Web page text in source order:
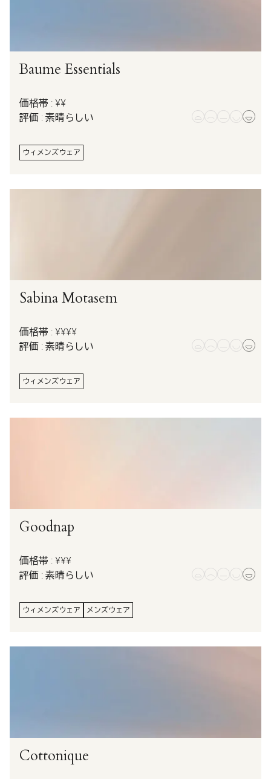
Baume Essentials
価格帯 : ¥¥
評価 : 素晴らしい
ウィメンズウェア
Sabina Motasem
価格帯 : ¥¥¥¥
評価 : 素晴らしい
ウィメンズウェア
Goodnap
価格帯 : ¥¥¥
評価 : 素晴らしい
ウィメンズウェア メンズウェア
Cottonique